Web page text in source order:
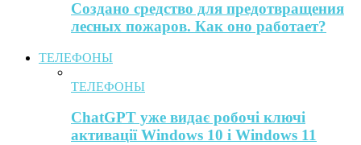
Создано средство для предотвращения
лесных пожаров. Как оно работает?
ТЕЛЕФОНЫ
ТЕЛЕФОНЫ
ChatGPT уже видає робочі ключі
активації Windows 10 і Windows 11